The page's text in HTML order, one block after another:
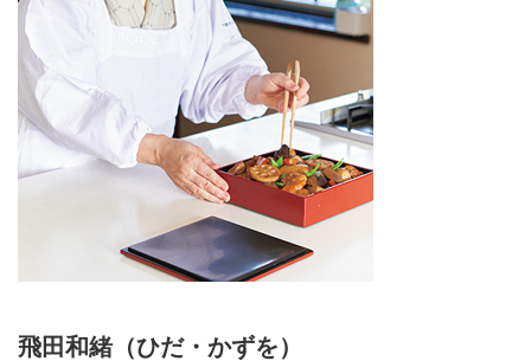
飛田和緒（ひだ・かずを）